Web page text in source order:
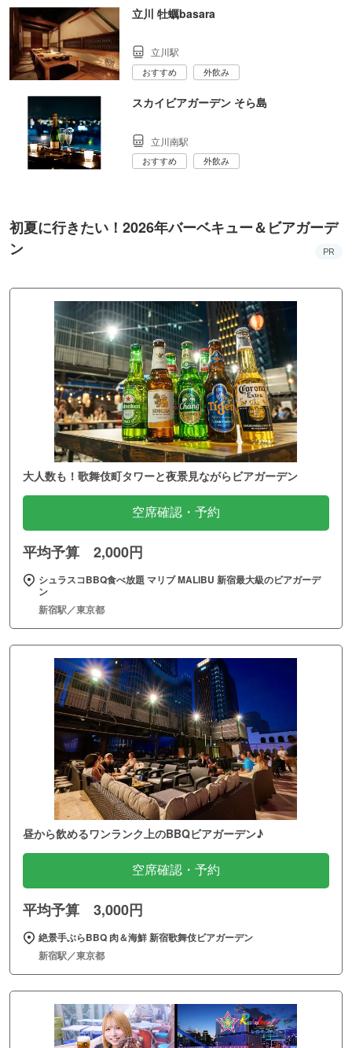
立川 牡蠣basara
立川駅
おすすめ 外飲み
スカイビアガーデン そら島
立川南駅
おすすめ 外飲み
初夏に行きたい！2026年バーベキュー＆ビアガーデ
ン
PR
大人数も！歌舞伎町タワーと夜景見ながらビアガーデン
空席確認・予約
平均予算 2,000円
シュラスコBBQ食べ放題 マリブ MALIBU 新宿最大級のビアガーデ
ン
新宿駅／東京都
昼から飲めるワンランク上のBBQビアガーデン♪
空席確認・予約
平均予算 3,000円
絶景手ぶらBBQ 肉＆海鮮 新宿歌舞伎ビアガーデン
新宿駅／東京都